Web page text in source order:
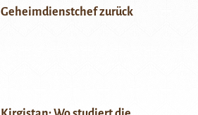
Geheimdienstchef zurück